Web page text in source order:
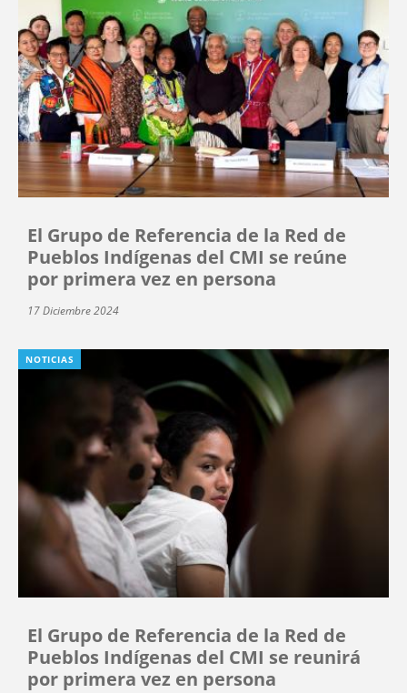
El Grupo de Referencia de la Red de
Pueblos Indígenas del CMI se reúne
por primera vez en persona
17 Diciembre 2024
NOTICIAS
El Grupo de Referencia de la Red de
Pueblos Indígenas del CMI se reunirá
por primera vez en persona